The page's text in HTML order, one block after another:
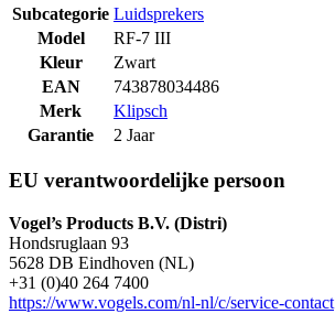
Subcategorie Luidsprekers
Model
RF-7 III
Kleur
Zwart
EAN
743878034486
Merk
Klipsch
Garantie
2 Jaar
EU verantwoordelijke persoon
Vogel’s Products B.V. (Distri)
Hondsruglaan 93
5628 DB Eindhoven (NL)
+31 (0)40 264 7400
https://www.vogels.com/nl-nl/c/service-contact